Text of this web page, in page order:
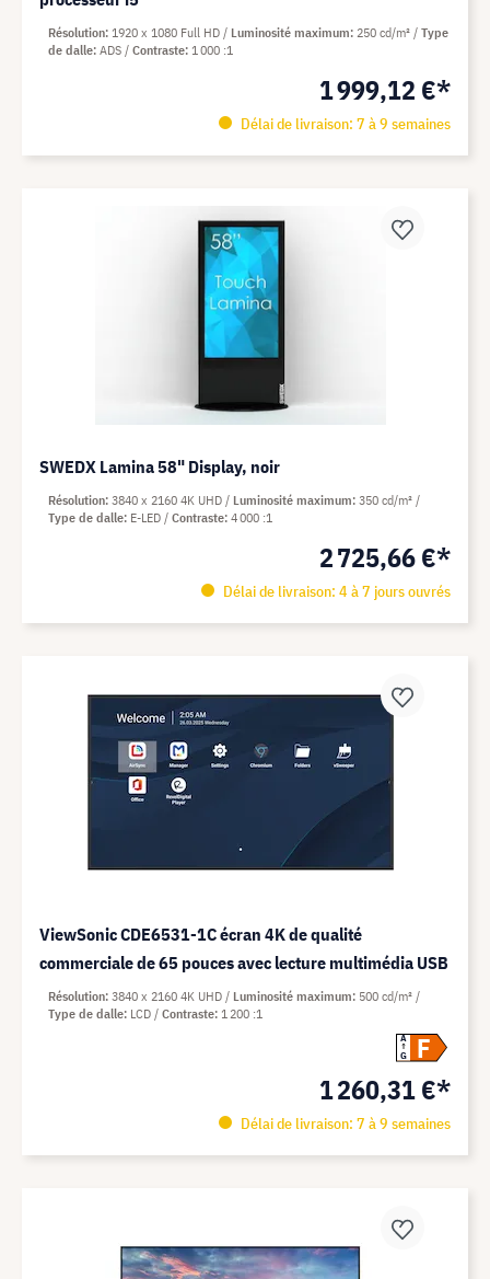
1 999,12 €*
Délai de livraison: 7 à 9 semaines
Résolution 1920 x 1080 Full HD Luminosité maximum 250 cd/m²
Type
de dalle ADS Contraste 1 000 :1
SWEDX Lamina 58" Display, noir
2 725,66 €*
Délai de livraison: 4 à 7 jours ouvrés
Résolution 3840 x 2160 4K UHD Luminosité maximum 350 cd/m²
Type de dalle E-LED Contraste 4 000 :1
ViewSonic CDE6531-1C écran 4K de qualité
commerciale de 65 pouces avec lecture multimédia USB
A
G
F
1 260,31 €*
Délai de livraison: 7 à 9 semaines
Résolution 3840 x 2160 4K UHD Luminosité maximum 500 cd/m²
Type de dalle LCD Contraste 1 200 :1